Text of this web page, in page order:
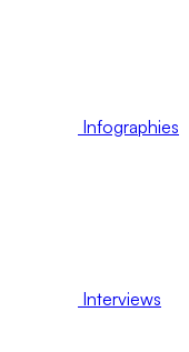
Infographies
Interviews